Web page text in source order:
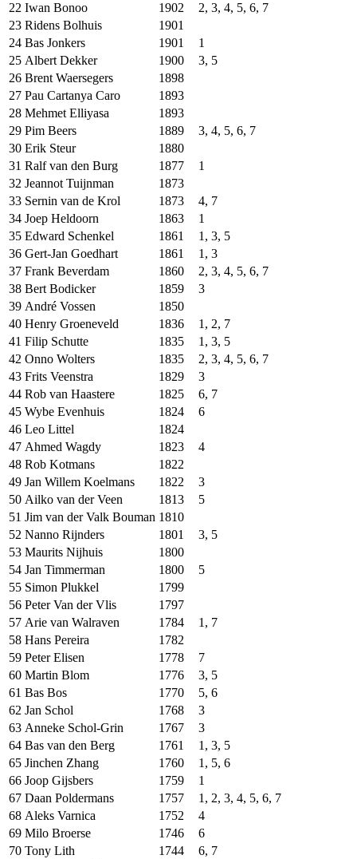
22 Iwan Bonoo 1902
2, 3, 4, 5, 6, 7
23 Ridens Bolhuis
1901
24 Bas Jonkers 1901
1
25 Albert Dekker 1900
3, 5
26 Brent Waersegers
1898
27 Pau Cartanya Caro
1893
28 Mehmet Elliyasa
1893
29 Pim Beers 1889
3, 4, 5, 6, 7
30 Erik Steur
1880
31 Ralf van den Burg 1877
1
32 Jeannot Tuijnman
1873
33 Sernin van de Krol 1873
4, 7
34 Joep Heldoorn 1863
1
35 Edward Schenkel 1861
1, 3, 5
36 Gert-Jan Goedhart 1861
1, 3
37 Frank Beverdam 1860
2, 3, 4, 5, 6, 7
38 Bert Bodicker 1859
3
39 André Vossen
1850
40 Henry Groeneveld 1836
1, 2, 7
41 Filip Schutte 1835
1, 3, 5
42 Onno Wolters 1835
2, 3, 4, 5, 6, 7
43 Frits Veenstra 1829
3
44 Rob van Haastere 1825
6, 7
45 Wybe Evenhuis 1824
6
46 Leo Littel
1824
47 Ahmed Wagdy 1823
4
48 Rob Kotmans
1822
49 Jan Willem Koelmans 1822
3
50 Ailko van der Veen 1813
5
51 Jim van der Valk Bouman 1810
52 Nanno Rijnders 1801
3, 5
53 Maurits Nijhuis
1800
54 Jan Timmerman 1800
5
55 Simon Plukkel
1799
56 Peter Van der Vlis
1797
57 Arie van Walraven 1784
1, 7
58 Hans Pereira
1782
59 Peter Elisen 1778
7
60 Martin Blom 1776
3, 5
61 Bas Bos 1770
5, 6
62 Jan Schol 1768
3
63 Anneke Schol-Grin 1767
3
64 Bas van den Berg 1761
1, 3, 5
65 Jinchen Zhang 1760
1, 5, 6
66 Joop Gijsbers 1759
1
67 Daan Poldermans 1757
1, 2, 3, 4, 5, 6, 7
68 Aleks Varnica 1752
4
69 Milo Broerse 1746
6
70 Tony Lith 1744
6, 7